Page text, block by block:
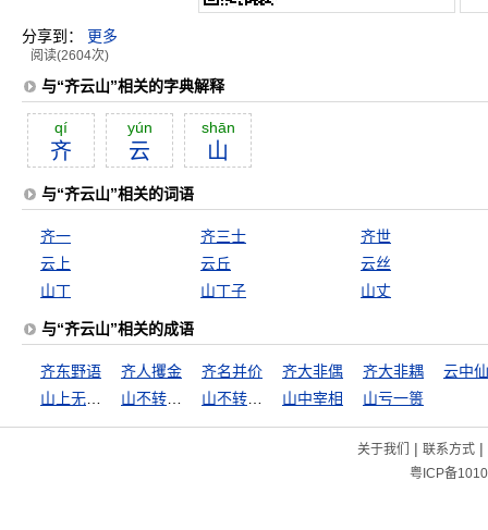
分享到： 更多
阅读(2604次)
与“齐云山”相关的字典解释
qí
齐
yún
云
shān
山
与“齐云山”相关的词语
齐一 齐三士
齐世
云上
云丘
云丝
山丁
山丁子 山丈
与“齐云山”相关的成语
齐东野语 齐人攫金 齐名并价 齐大非偶 齐大非耦
云中
山中宰相 山亏一篑
关于我们 | 联系方式|
粤ICP备